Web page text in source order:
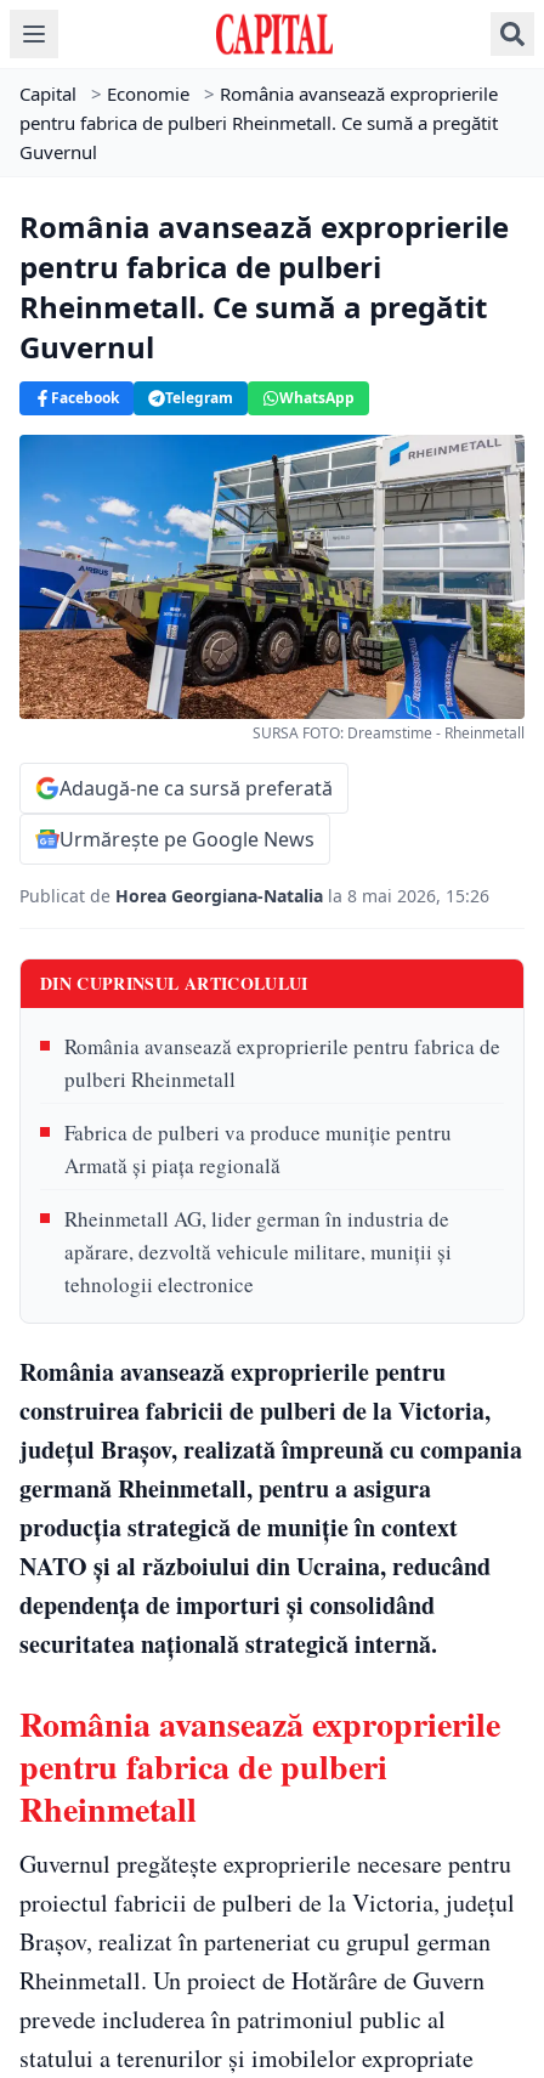
Capital > Economie > România avansează exproprierile
pentru fabrica de pulberi Rheinmetall. Ce sumă a pregătit
Guvernul
România avansează exproprierile
pentru fabrica de pulberi
Rheinmetall. Ce sumă a pregătit
Guvernul
Facebook Telegram WhatsApp
SURSA FOTO: Dreamstime - Rheinmetall
Adaugă-ne ca sursă preferată
Urmărește pe Google News
Publicat de Horea Georgiana-Natalia la 8 mai 2026, 15:26
DIN CUPRINSUL ARTICOLULUI
România avansează exproprierile pentru fabrica de
pulberi Rheinmetall
Fabrica de pulberi va produce muniție pentru
Armată și piața regională
Rheinmetall AG, lider german în industria de
apărare, dezvoltă vehicule militare, muniții și
tehnologii electronice
România avansează exproprierile pentru
construirea fabricii de pulberi de la Victoria,
județul Brașov, realizată împreună cu compania
germană Rheinmetall, pentru a asigura
producția strategică de muniție în context
NATO și al războiului din Ucraina, reducând
dependența de importuri și consolidând
securitatea națională strategică internă.
România avansează exproprierile
pentru fabrica de pulberi
Rheinmetall
Guvernul pregătește exproprierile necesare pentru
proiectul fabricii de pulberi de la Victoria, județul
Brașov, realizat în parteneriat cu grupul german
Rheinmetall. Un proiect de Hotărâre de Guvern
prevede includerea în patrimoniul public al
statului a terenurilor și imobilelor expropriate